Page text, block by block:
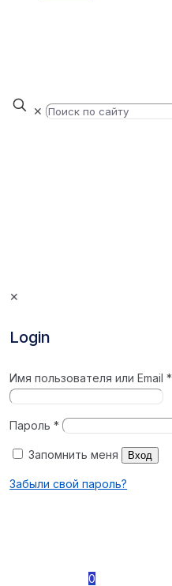
✕
✕
Login
Имя пользователя или Email*
Пароль*
Запомнить меня Вход
Забыли свой пароль?
0